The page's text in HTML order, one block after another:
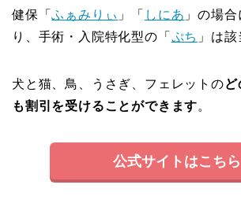
健保「ふぁみりぃ 」「 しにあ 」の場
り、手術・入院特化型の「 ぷち 」は該
犬と猫、鳥、うさぎ、フェレットの
も割引を受けることができます。
公式サイトはこちら